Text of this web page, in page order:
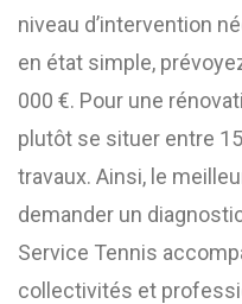
niveau d’intervention
en état simple,
000 €. Pour une
plutôt se situer entre
travaux. Ainsi, le
demander un
Service Tennis
collectivités et